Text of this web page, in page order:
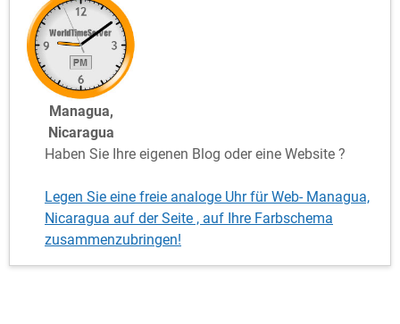
Managua,
Nicaragua
Haben Sie Ihre eigenen Blog oder eine Website ?
Legen Sie eine freie analoge Uhr für Web- Managua,
Nicaragua auf der Seite , auf Ihre Farbschema
zusammenzubringen!